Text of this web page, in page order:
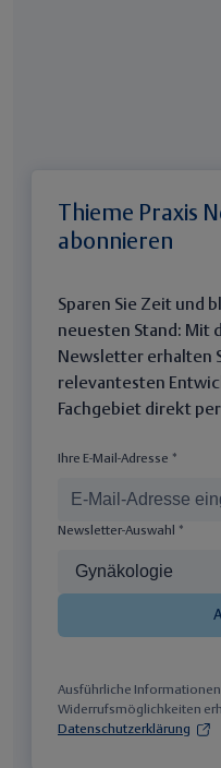
Thieme Praxis
abonnieren
Sparen Sie Zeit und
neuesten Stand: Mit
Newsletter erhalten
relevantesten
Fachgebiet direkt per
Ihre E-Mail-Adresse *
Newsletter-Auswahl *
Ausführliche
Widerrufsmöglichkeiten
Datenschutzerklärung